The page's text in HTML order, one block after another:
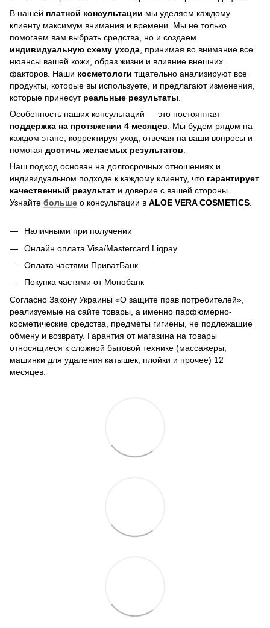
В нашей платной консультации мы уделяем каждому
клиенту максимум внимания и времени. Мы не только
помогаем вам выбрать средства, но и создаем
индивидуальную схему ухода, принимая во внимание все
нюансы вашей кожи, образ жизни и влияние внешних
факторов. Наши косметологи тщательно анализируют все
продукты, которые вы используете, и предлагают изменения,
которые принесут реальные результаты.
Особенность наших консультаций — это постоянная
поддержка на протяжении 4 месяцев. Мы будем рядом на
каждом этапе, корректируя уход, отвечая на ваши вопросы и
помогая достичь желаемых результатов.
Наш подход основан на долгосрочных отношениях и
индивидуальном подходе к каждому клиенту, что гарантирует
качественный результат и доверие с вашей стороны.
Узнайте больше о консультации в ALOE VERA COSMETICS.
Наличными при получении
Онлайн оплата Visa/Mastercard Liqpay
Оплата частями ПриватБанк
Покупка частями от Монобанк
Согласно Закону Украины «О защите прав потребителей»,
реализуемые на сайте товары, а именно парфюмерно-
косметические средства, предметы гигиены, не подлежащие
обмену и возврату. Гарантия от магазина на товары
относящиеся к сложной бытовой технике (массажеры,
машинки для удаления катышек, плойки и прочее) 12
месяцев.